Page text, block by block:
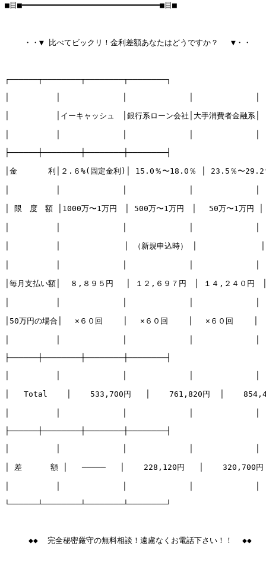
■目■━━━━━━━━━━━━━━━━━━━━━━━━━━━━━■目■
    ・・▼ 比べてビックリ！金利差額あなたはどうですか？ 　▼・・
┌──────┬────────┬────────┬────────┐
│　　　　　　│イーキャッシュ　│銀行系ローン会社│大手消費者金融系│
├──────┼────────┼────────┼────────┤
│金　　　　利│２.６%(固定金利)│ 15.0％〜18.0％ │ 23.5％〜
│ 限　度　額 │1000万〜1万円　│ 500万〜1万円　│　 50万〜1万円 │
│　　　　　　│　　　　　　  　│ （新規申込時） │ 　　　 　　　
│毎月支払い額│  ８,８９５円　 │ １２,６９７円　│ １４,２４０円　
│50万円の場合│　 ×６０回　　 │　 ×６０回　　 │　 ×６０回　　 │
├──────┼────────┼────────┼────────┤
│   Total    │    533,700円   │    761,820円  │
├──────┼────────┼────────┼────────┤
│ 差      額 │   ─────   │    228,120円   │    320,700
└──────┴────────┴────────┴────────┘
     ◆◆  完全秘密厳守の無料相談！遠慮なくお電話下さい！！  ◆◆